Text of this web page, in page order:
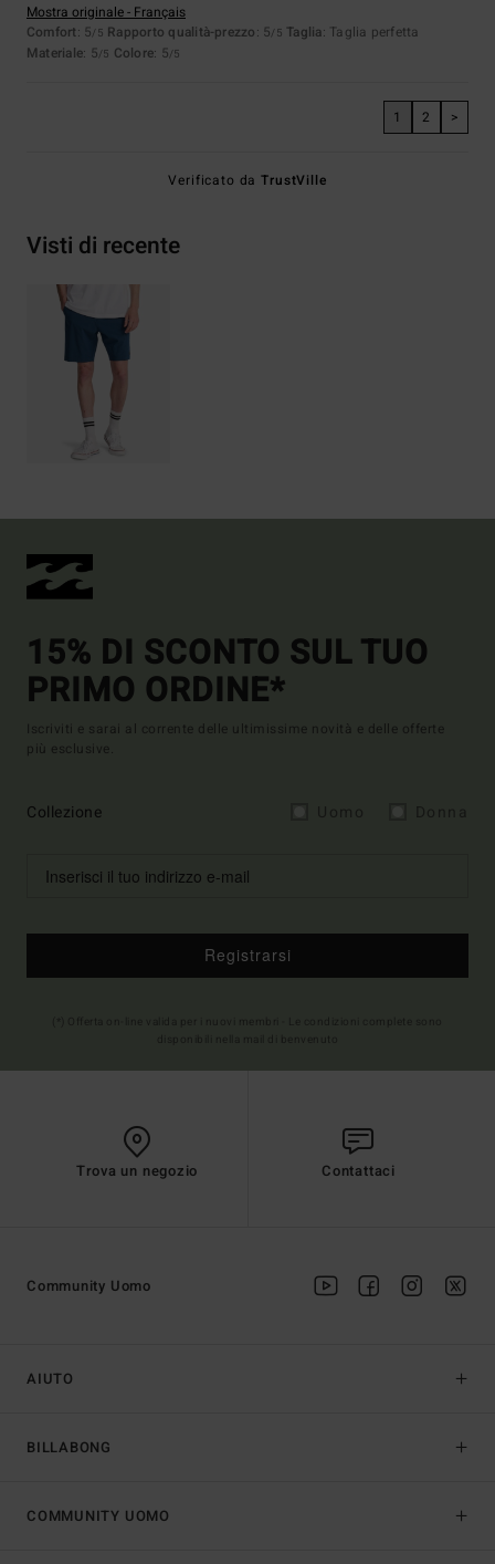
Mostra originale - Français
Comfort: 5/5 Rapporto qualità-prezzo: 5/5 Taglia: Taglia perfetta
Materiale: 5/5 Colore: 5/5
1 2 >
Verificato daTrustVille
Visti di recente
15% DI SCONTO SUL TUO
PRIMO ORDINE*
Iscriviti e sarai al corrente delle ultimissime novità e delle offerte
più esclusive.
Collezione
Registrarsi
Trova un negozio Contattaci
AIUTO
BILLABONG
Community Uomo
COMMUNITY UOMO